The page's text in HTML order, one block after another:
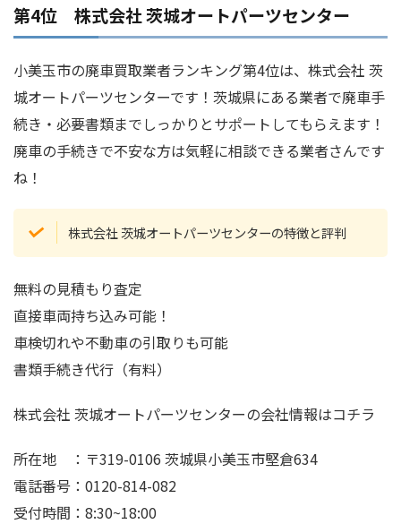
第4位 株式会社 茨城オートパーツセンター
小美玉市の廃車買取業者ランキング第4位は、株式会社 茨
城オートパーツセンターです！茨城県にある業者で廃車手
続き・必要書類までしっかりとサポートしてもらえます！
廃車の手続きで不安な方は気軽に相談できる業者さんです
ね！
株式会社 茨城オートパーツセンターの特徴と評判
無料の見積もり査定
直接車両持ち込み可能！
車検切れや不動車の引取りも可能
書類手続き代行（有料）
株式会社 茨城オートパーツセンターの会社情報はコチラ
所在地 ：〒319-0106 茨城県小美玉市堅倉634
電話番号：0120-814-082
受付時間：8:30~18:00